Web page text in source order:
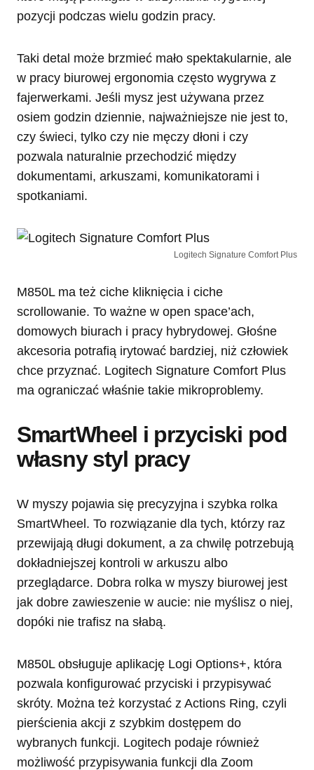
pozycji podczas wielu godzin pracy.
Taki detal może brzmieć mało spektakularnie, ale
w pracy biurowej ergonomia często wygrywa z
fajerwerkami. Jeśli mysz jest używana przez
osiem godzin dziennie, najważniejsze nie jest to,
czy świeci, tylko czy nie męczy dłoni i czy
pozwala naturalnie przechodzić między
dokumentami, arkuszami, komunikatorami i
spotkaniami.
Logitech Signature Comfort Plus
M850L ma też ciche kliknięcia i ciche
scrollowanie. To ważne w open space’ach,
domowych biurach i pracy hybrydowej. Głośne
akcesoria potrafią irytować bardziej, niż człowiek
chce przyznać. Logitech Signature Comfort Plus
ma ograniczać właśnie takie mikroproblemy.
SmartWheel i przyciski pod
własny styl pracy
W myszy pojawia się precyzyjna i szybka rolka
SmartWheel. To rozwiązanie dla tych, którzy raz
przewijają długi dokument, a za chwilę potrzebują
dokładniejszej kontroli w arkuszu albo
przeglądarce. Dobra rolka w myszy biurowej jest
jak dobre zawieszenie w aucie: nie myślisz o niej,
dopóki nie trafisz na słabą.
M850L obsługuje aplikację Logi Options+, która
pozwala konfigurować przyciski i przypisywać
skróty. Można też korzystać z Actions Ring, czyli
pierścienia akcji z szybkim dostępem do
wybranych funkcji. Logitech podaje również
możliwość przypisywania funkcji dla Zoom